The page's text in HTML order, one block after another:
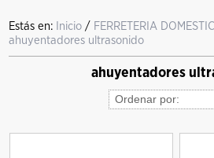
Estás en: Inicio / FERRETERIA
ahuyentadores ultrasonido
ahuyentadores